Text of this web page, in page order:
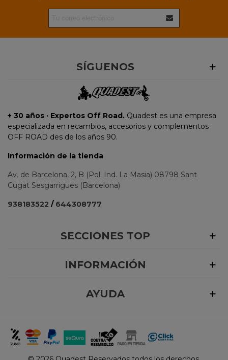
SÍGUENOS
+ 30 años · Expertos Off Road. Quadest es una empresa
especializada en recambios, accesorios y complementos
OFF ROAD des de los años 90.
Información de la tienda
Av. de Barcelona, 2, B (Pol. Ind. La Masia) 08798 Sant
Cugat Sesgarrigues (Barcelona)
938183522 / 644308777
SECCIONES TOP
INFORMACIÓN
AYUDA